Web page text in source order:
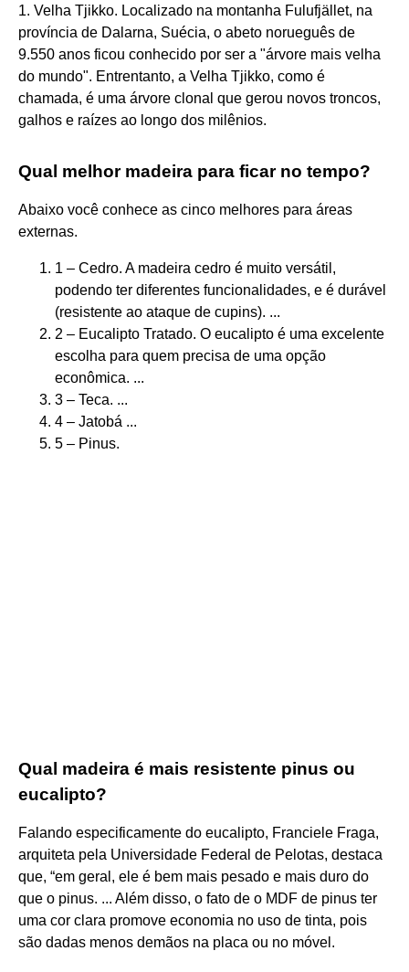
1. Velha Tjikko. Localizado na montanha Fulufjället, na
província de Dalarna, Suécia, o abeto norueguês de
9.550 anos ficou conhecido por ser a "árvore mais velha
do mundo". Entrentanto, a Velha Tjikko, como é
chamada, é uma árvore clonal que gerou novos troncos,
galhos e raízes ao longo dos milênios.
Qual melhor madeira para ficar no tempo?
Abaixo você conhece as cinco melhores para áreas
externas.
1 – Cedro. A madeira cedro é muito versátil,
podendo ter diferentes funcionalidades, e é durável
(resistente ao ataque de cupins). ...
2 – Eucalipto Tratado. O eucalipto é uma excelente
escolha para quem precisa de uma opção
econômica. ...
3 – Teca. ...
4 – Jatobá ...
5 – Pinus.
Qual madeira é mais resistente pinus ou
eucalipto?
Falando especificamente do eucalipto, Franciele Fraga,
arquiteta pela Universidade Federal de Pelotas, destaca
que, “em geral, ele é bem mais pesado e mais duro do
que o pinus. ... Além disso, o fato de o MDF de pinus ter
uma cor clara promove economia no uso de tinta, pois
são dadas menos demãos na placa ou no móvel.